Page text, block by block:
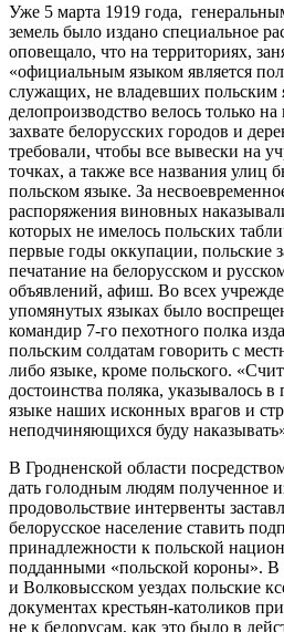
Уже 5 марта 1919 года,
земель было издано специальное
оповещало, что на территориях,
«официальным языком является
служащих, не владевших польским
делопроизводство велось только
захвате белорусских городов и
требовали, чтобы все вывески на
точках, а также все названия улиц
польском языке. За
распоряжения виновных
которых не имелось польских
первые годы оккупации, польские
печатание на белорусском и
объявлений, афиш. Во всех
упомянутых языках было
командир 7-го пехотного полка
польским солдатам говорить с
либо языке, кроме польского.
достоинства поляка, указывалось в
языке наших исконных врагов и
неподчиняющихся буду
В Гродненской области
дать голодным людям полученное
продовольствие интервенты
белорусское население ставить
принадлежности к польской
подданными «польской короны».
и Волковысском уездах польские
документах крестьян-католиков
не к белорусам, как это было в